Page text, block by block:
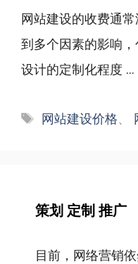
网站建设的收费通
到多个因素的影响，
设计的定制化程度 ...
标
网站建设价格、
策划 定制 推广
目前，网络营销